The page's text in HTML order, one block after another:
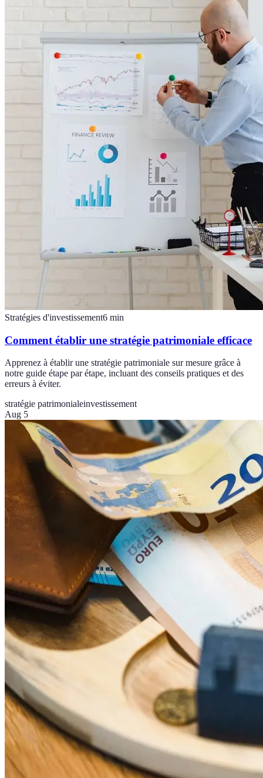
Stratégies d'investissement6 min
Comment établir une stratégie patrimoniale efficace
Apprenez à établir une stratégie patrimoniale sur mesure grâce à
notre guide étape par étape, incluant des conseils pratiques et des
erreurs à éviter.
stratégie patrimonialeinvestissement
Aug 5